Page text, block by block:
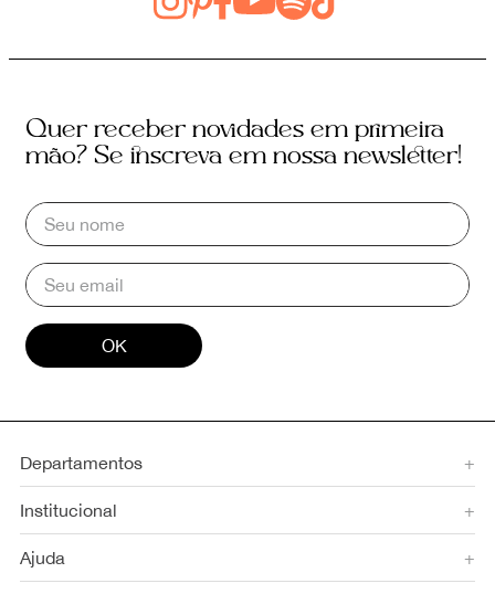
Quer receber novidades em primeira
mão? Se inscreva em nossa newsletter!
OK
Departamentos +
Institucional +
Ajuda +